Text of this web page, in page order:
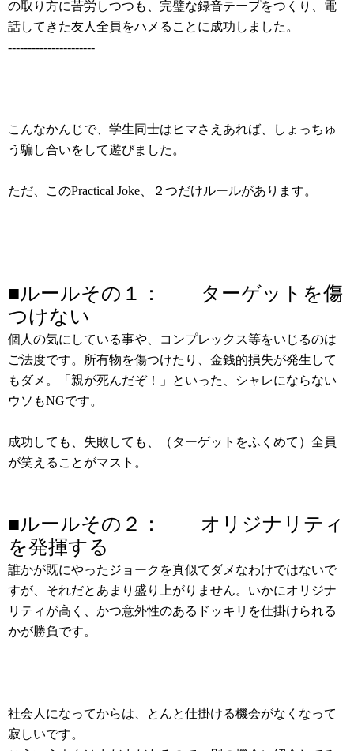
の取り方に苦労しつつも、完璧な録音テープをつくり、電
話してきた友人全員をハメることに成功しました。
----------------------
こんなかんじで、学生同士はヒマさえあれば、しょっちゅ
う騙し合いをして遊びました。
ただ、このPractical Joke、２つだけルールがあります。
■ルールその１： ターゲットを傷
つけない
個人の気にしている事や、コンプレックス等をいじるのは
ご法度です。所有物を傷つけたり、金銭的損失が発生して
もダメ。「親が死んだぞ！」といった、シャレにならない
ウソもNGです。
成功しても、失敗しても、（ターゲットをふくめて）全員
が笑えることがマスト。
■ルールその２： オリジナリティ
を発揮する
誰かが既にやったジョークを真似てダメなわけではないで
すが、それだとあまり盛り上がりません。いかにオリジナ
リティが高く、かつ意外性のあるドッキリを仕掛けられる
かが勝負です。
社会人になってからは、とんと仕掛ける機会がなくなって
寂しいです。